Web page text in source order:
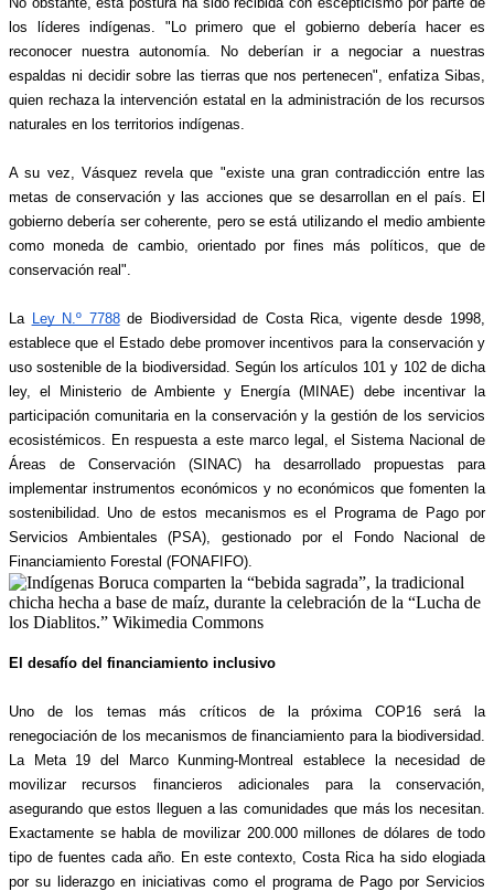
los líderes indígenas. "Lo primero que el gobierno debería hacer es
reconocer nuestra autonomía. No deberían ir a negociar a nuestras
espaldas ni decidir sobre las tierras que nos pertenecen", enfatiza Sibas,
quien rechaza la intervención estatal en la administración de los recursos
naturales en los territorios indígenas.
A su vez, Vásquez revela que "existe una gran contradicción entre las
metas de conservación y las acciones que se desarrollan en el país. El
gobierno debería ser coherente, pero se está utilizando el medio ambiente
como moneda de cambio, orientado por fines más políticos, que de
conservación real"​.
La Ley N.º 7788 de Biodiversidad de Costa Rica, vigente desde 1998,
establece que el Estado debe promover incentivos para la conservación y
uso sostenible de la biodiversidad. Según los artículos 101 y 102 de dicha
ley, el Ministerio de Ambiente y Energía (MINAE) debe incentivar la
participación comunitaria en la conservación y la gestión de los servicios
ecosistémicos. En respuesta a este marco legal, el Sistema Nacional de
Áreas de Conservación (SINAC) ha desarrollado propuestas para
implementar instrumentos económicos y no económicos que fomenten la
sostenibilidad. Uno de estos mecanismos es el Programa de Pago por
Servicios Ambientales (PSA), gestionado por el Fondo Nacional de
Financiamiento Forestal (FONAFIFO).
El desafío del financiamiento inclusivo
Uno de los temas más críticos de la próxima COP16 será la
renegociación de los mecanismos de financiamiento para la biodiversidad.
La Meta 19 del Marco Kunming-Montreal establece la necesidad de
movilizar recursos financieros adicionales para la conservación,
asegurando que estos lleguen a las comunidades que más los necesitan.
Exactamente se habla de movilizar 200.000 millones de dólares de todo
tipo de fuentes cada año. En este contexto, Costa Rica ha sido elogiada
por su liderazgo en iniciativas como el programa de Pago por Servicios